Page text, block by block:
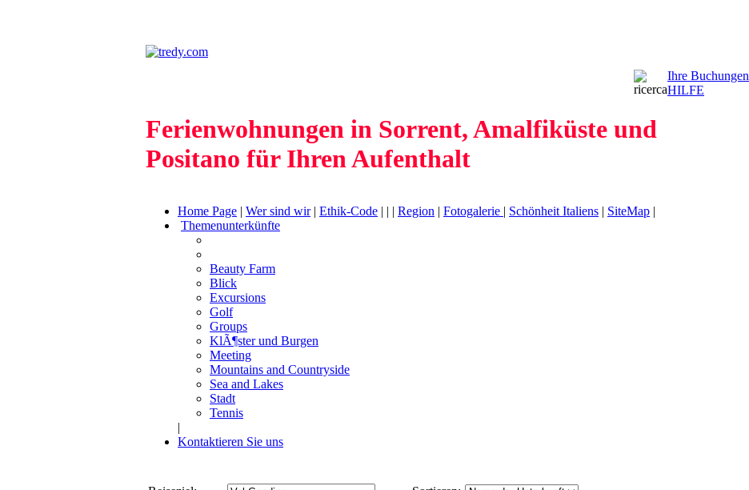
Ihre Buchungen
HILFE
Ferienwohnungen in Sorrent, Amalfiküste und
Positano für Ihren Aufenthalt
Home Page | Wer sind wir| Ethik-Code | | | Region | Fotogalerie | Schönheit Italiens | SiteMap |
Themenunterkünfte
Beauty Farm
Blick
Excursions
Golf
Groups
KlÃ¶ster und Burgen
Meeting
Mountains and Countryside
Sea and Lakes
Stadt
Tennis
|
Kontaktieren Sie uns